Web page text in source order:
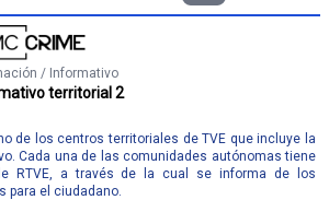
/ Informativo
territorial 2
de los centros territoriales de TVE que incluye la
Cada una de las comunidades autónomas tiene
RTVE, a través de la cual se informa de los
para el ciudadano.